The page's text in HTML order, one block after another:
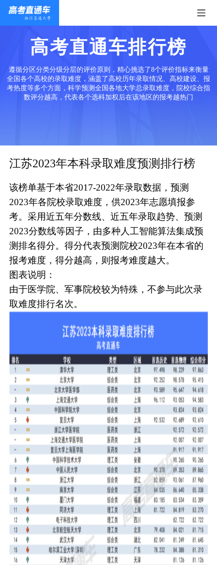
高考直通车排行榜
遵循分区分类分级分层的评价原则，精心挑选了8个评价指标来衡量
全国各个高校的录取难度，涵盖了高校历年录取情况、高校建设、报
考热度等多个方面，科学预测全国各地大学总录取难度，院校综合指
数评分越高，代表各个选科加权后在该地区的报考越热门
江苏2023年本科录取难度预测排行榜
该榜单基于本省2017-2022年录取数据，预测
2023年各院校录取难度，供2023年志愿填报参
考。采用近五年分数线、近五年录取趋势、预测
2023分数线等因子，由多种人工智能算法集成预
测排名得分。得分代表预测院校2023年在本省的
报考难度，得分越高，则报考难度越大。
图表说明：
由于医学院、军事院校较为特殊，不参与此次录
取难度排行名次。